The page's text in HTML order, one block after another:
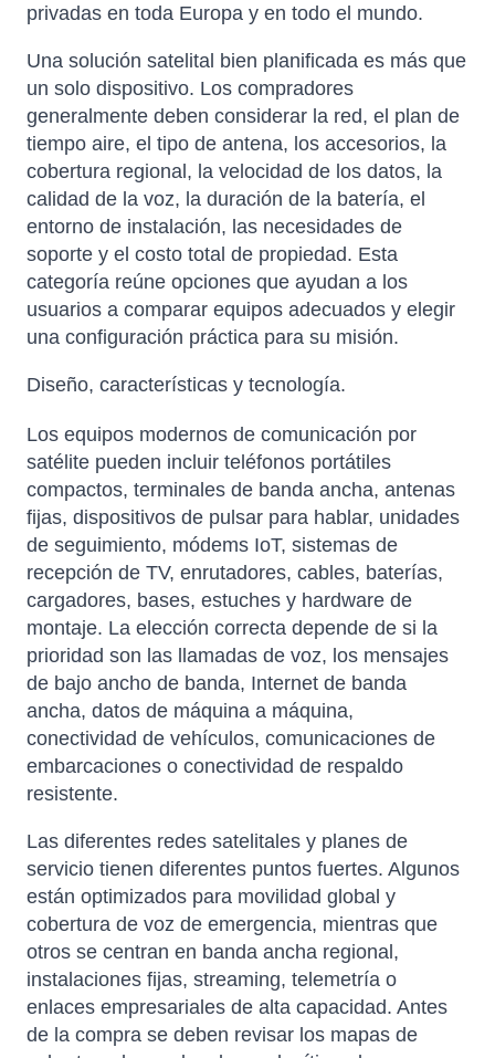
privadas en toda Europa y en todo el mundo.
Una solución satelital bien planificada es más que
un solo dispositivo. Los compradores
generalmente deben considerar la red, el plan de
tiempo aire, el tipo de antena, los accesorios, la
cobertura regional, la velocidad de los datos, la
calidad de la voz, la duración de la batería, el
entorno de instalación, las necesidades de
soporte y el costo total de propiedad. Esta
categoría reúne opciones que ayudan a los
usuarios a comparar equipos adecuados y elegir
una configuración práctica para su misión.
Diseño, características y tecnología.
Los equipos modernos de comunicación por
satélite pueden incluir teléfonos portátiles
compactos, terminales de banda ancha, antenas
fijas, dispositivos de pulsar para hablar, unidades
de seguimiento, módems IoT, sistemas de
recepción de TV, enrutadores, cables, baterías,
cargadores, bases, estuches y hardware de
montaje. La elección correcta depende de si la
prioridad son las llamadas de voz, los mensajes
de bajo ancho de banda, Internet de banda
ancha, datos de máquina a máquina,
conectividad de vehículos, comunicaciones de
embarcaciones o conectividad de respaldo
resistente.
Las diferentes redes satelitales y planes de
servicio tienen diferentes puntos fuertes. Algunos
están optimizados para movilidad global y
cobertura de voz de emergencia, mientras que
otros se centran en banda ancha regional,
instalaciones fijas, streaming, telemetría o
enlaces empresariales de alta capacidad. Antes
de la compra se deben revisar los mapas de